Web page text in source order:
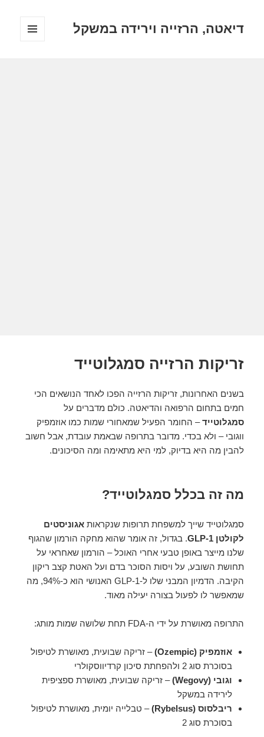
דיאטה, הרזייה וירידה במשקל
זריקות הרזייה סמגלוטייד
בשנים האחרונות, זריקות הרזייה הפכו לאחד הנושאים הכי
חמים בתחום הרפואה והדיאטה. כולם מדברים על
סמגלוטייד– החומר הפעיל שמאחורי שמות כמו אוזמפיק
ווגובי – ולא בכדי. מדובר בתרופה שבאמת עובדת, אבל חשוב
להבין מה היא בדיוק, למי היא מתאימה ומה הסיכונים.
מה זה בכלל סמגלוטייד?
סמגלוטייד שייך למשפחת תרופות שנקראותאגוניסטים
לקולטן GLP-1
. בגדול, זה אומר שהוא מחקה הורמון שהגוף
שלנו מייצר באופן טבעי אחרי האוכל – הורמון שאחראי על
תחושת השובע, על ויסות הסוכר בדם ועל האטת קצב ריקון
הקיבה. הדמיון המבני שלו ל-GLP-1 האנושי הוא כ-94%, מה
שמאפשר לו לפעול בצורה יעילה מאוד.
התרופה מאושרת על ידי ה-FDA תחת שלושה שמות מותג:
אוזמפיק (Ozempic)
– זריקה שבועית, מאושרת לטיפול
בסוכרת סוג 2 ולהפחתת סיכון קרדיווסקולרי
וגובי (Wegovy)
– זריקה שבועית, מאושרת ספציפית
לירידה במשקל
ריבלסוס (Rybelsus)
– טבלייה יומית, מאושרת לטיפול
בסוכרת סוג 2